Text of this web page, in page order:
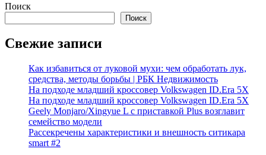
Поиск
Поиск
Свежие записи
Как избавиться от луковой мухи: чем обработать лук,
средства, методы борьбы | РБК Недвижимость
На подходе младший кроссовер Volkswagen ID.Era 5X
На подходе младший кроссовер Volkswagen ID.Era 5X
Geely Monjaro/Xingyue L с приставкой Plus возглавит
семейство модели
Рассекречены характеристики и внешность ситикара
smart #2